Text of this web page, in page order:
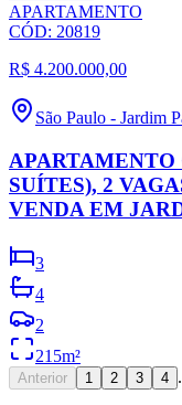
APARTAMENTO
CÓD: 20819
R$ 4.200.000,00
São Paulo - Jardim
APARTAMENTO
SUÍTES), 2
VENDA EM
3
4
2
215m²
Anterior 1 2 3 4